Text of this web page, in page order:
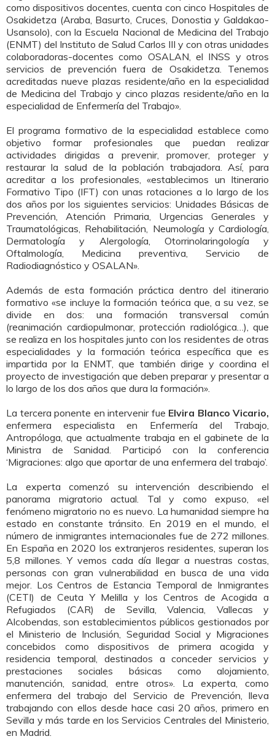
como dispositivos docentes, cuenta con cinco Hospitales de
Osakidetza (Araba, Basurto, Cruces, Donostia y Galdakao-
Usansolo), con la Escuela Nacional de Medicina del Trabajo
(ENMT) del Instituto de Salud Carlos III y con otras unidades
colaboradoras-docentes como OSALAN, el INSS y otros
servicios de prevención fuera de Osakidetza. Tenemos
acreditadas nueve plazas residente/año en la especialidad
de Medicina del Trabajo y cinco plazas residente/año en la
especialidad de Enfermería del Trabajo».
El programa formativo de la especialidad establece como
objetivo formar profesionales que puedan realizar
actividades dirigidas a prevenir, promover, proteger y
restaurar la salud de la población trabajadora. Así, para
acreditar a los profesionales, «establecimos un Itinerario
Formativo Tipo (IFT) con unas rotaciones a lo largo de los
dos años por los siguientes servicios: Unidades Básicas de
Prevención, Atención Primaria, Urgencias Generales y
Traumatológicas, Rehabilitación, Neumología y Cardiología,
Dermatología y Alergología, Otorrinolaringología y
Oftalmología, Medicina preventiva, Servicio de
Radiodiagnóstico y OSALAN».
Además de esta formación práctica dentro del itinerario
formativo «se incluye la formación teórica que, a su vez, se
divide en dos: una formación transversal común
(reanimación cardiopulmonar, protección radiológica…), que
se realiza en los hospitales junto con los residentes de otras
especialidades y la formación teórica específica que es
impartida por la ENMT, que también dirige y coordina el
proyecto de investigación que deben preparar y presentar a
lo largo de los dos años que dura la formación».
La tercera ponente en intervenir fue Elvira Blanco Vicario,
enfermera especialista en Enfermería del Trabajo,
Antropóloga, que actualmente trabaja en el gabinete de la
Ministra de Sanidad. Participó con la conferencia
‘Migraciones: algo que aportar de una enfermera del trabajo’.
La experta comenzó su intervención describiendo el
panorama migratorio actual. Tal y como expuso, «el
fenómeno migratorio no es nuevo. La humanidad siempre ha
estado en constante tránsito. En 2019 en el mundo, el
número de inmigrantes internacionales fue de 272 millones.
En España en 2020 los extranjeros residentes, superan los
5,8 millones. Y vemos cada día llegar a nuestras costas,
personas con gran vulnerabilidad en busca de una vida
mejor. Los Centros de Estancia Temporal de Inmigrantes
(CETI) de Ceuta Y Melilla y los Centros de Acogida a
Refugiados (CAR) de Sevilla, Valencia, Vallecas y
Alcobendas, son establecimientos públicos gestionados por
el Ministerio de Inclusión, Seguridad Social y Migraciones
concebidos como dispositivos de primera acogida y
residencia temporal, destinados a conceder servicios y
prestaciones sociales básicas como alojamiento,
manutención, sanidad, entre otros». La experta, como
enfermera del trabajo del Servicio de Prevención, lleva
trabajando con ellos desde hace casi 20 años, primero en
Sevilla y más tarde en los Servicios Centrales del Ministerio,
en Madrid.